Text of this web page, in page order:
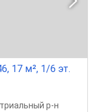
17 м², 1/6 эт.
р-н